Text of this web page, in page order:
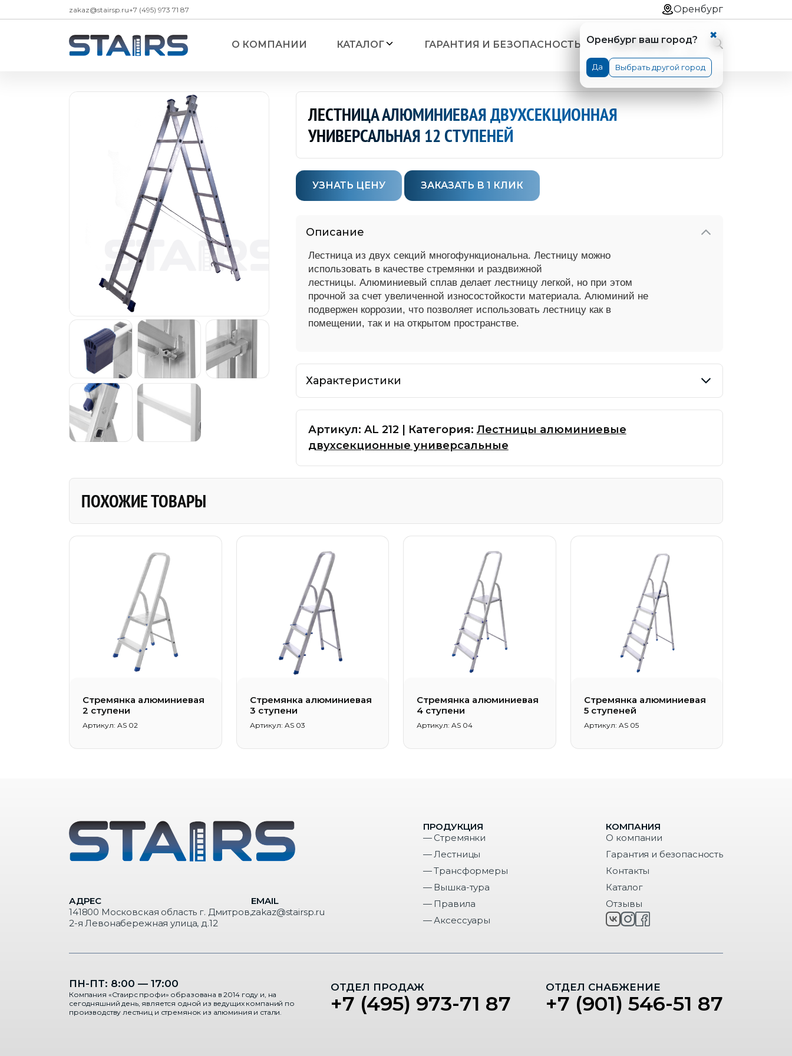
zakaz@stairsp.ru+7 (495) 973 71 87 Оренбург
✖
Оренбург ваш город?
Да Выбрать другой город
О КОМПАНИИ КАТАЛОГ
Стремянки
— Стремянки алюминиевые
— Стремянки алюминиевые ЛЮКС с органайзером
— Стремянки алюминиевые двухсторонние
— Стремянки алюминиевые двухсторонние с мини-
платформой
— Стремянки комбинированные
— Стремянки комбинированные ЛЮКС с органайзером
— Стремянки комбинированные двухсторонние
— Лестницы алюминиевые односекционные
— Лестницы алюминиевые односекционные "ПРОФИ"
— Лестницы трехсекционные алюминиевые универсальные
— Лестницы трехсекционные универсальные усиленные
Трансформеры
— Шарнирные алюминиевые 4-х секционные лестницы
"стремянка-трансформер"
— Шарнирная алюминиевая лестница 2-х секционная
Правила Аксессуары
ГАРАНТИЯ И БЕЗОПАСНОСТЬ КОНТАКТЫ
ЛЕСТНИЦА АЛЮМИНИЕВАЯ ДВУХСЕКЦИОННАЯ
УНИВЕРСАЛЬНАЯ 12 СТУПЕНЕЙ
УЗНАТЬ ЦЕНУ ЗАКАЗАТЬ В 1 КЛИК
Описание
Лестница из двух секций многофункциональна. Лестницу можно
использовать в качестве стремянки и раздвижной
лестницы. Алюминиевый сплав делает лестницу легкой, но при этом
прочной за счет увеличенной износостойкости материала. Алюминий не
подвержен коррозии, что позволяет использовать лестницу как в
помещении, так и на открытом пространстве.
Характеристики
Артикул: AL 212 Категория: Лестницы алюминиевые
двухсекционные универсальные
ПОХОЖИЕ ТОВАРЫ
Стремянка алюминиевая
2 ступени
Артикул: AS 02
Стремянка алюминиевая
3 ступени
Артикул: AS 03
Стремянка алюминиевая
4 ступени
Артикул: AS 04
Стремянка алюминиевая
5 ступеней
Артикул: AS 05
АДРЕС
141800 Московская область г. Дмитров,
2-я Левонабережная улица, д.12
EMAIL
zakaz@stairsp.ru
ПРОДУКЦИЯ
— Стремянки
— Лестницы
— Трансформеры
— Вышка-тура
— Правила
— Аксессуары
КОМПАНИЯ
О компании
Гарантия и безопасность
Контакты
Каталог
Отзывы
ПН-ПТ: 8:00 — 17:00
Компания «Стаирс профи» образована в 2014 году и, на
сегодняшний день, является одной из ведущих компаний по
производству лестниц и стремянок из алюминия и стали.
ОТДЕЛ ПРОДАЖ
+7 (495) 973-71 87
ОТДЕЛ СНАБЖЕНИЕ
+7 (901) 546-51 87